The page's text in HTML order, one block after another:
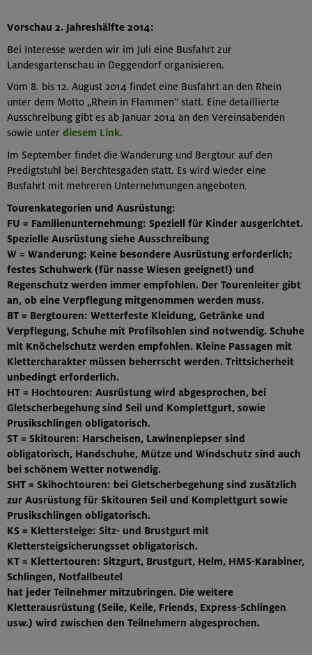
Vorschau 2. Jahreshälfte 2014:
Bei Interesse werden wir im Juli eine Busfahrt zur
Landesgartenschau in Deggendorf organisieren.
Vom 8. bis 12. August 2014 findet eine Busfahrt an den Rhein
unter dem Motto „Rhein in Flammen“ statt. Eine detaillierte
Ausschreibung gibt es ab Januar 2014 an den Vereinsabenden
sowie unter diesem Link.
Im September findet die Wanderung und Bergtour auf den
Predigtstuhl bei Berchtesgaden statt. Es wird wieder eine
Busfahrt mit mehreren Unternehmungen angeboten.
Tourenkategorien und Ausrüstung:
FU = Familienunternehmung: Speziell für Kinder ausgerichtet.
Spezielle Ausrüstung siehe Ausschreibung
W = Wanderung: Keine besondere Ausrüstung erforderlich;
festes Schuhwerk (für nasse Wiesen geeignet!) und
Regenschutz werden immer empfohlen. Der Tourenleiter gibt
an, ob eine Verpflegung mitgenommen werden muss.
BT = Bergtouren: Wetterfeste Kleidung, Getränke und
Verpflegung, Schuhe mit Profilsohlen sind notwendig. Schuhe
mit Knöchelschutz werden empfohlen. Kleine Passagen mit
Klettercharakter müssen beherrscht werden. Trittsicherheit
unbedingt erforderlich.
HT = Hochtouren: Ausrüstung wird abgesprochen, bei
Gletscherbegehung sind Seil und Komplettgurt, sowie
Prusikschlingen obligatorisch.
ST = Skitouren: Harscheisen, Lawinenpiepser sind
obligatorisch, Handschuhe, Mütze und Windschutz sind auch
bei schönem Wetter notwendig.
SHT = Skihochtouren: bei Gletscherbegehung sind zusätzlich
zur Ausrüstung für Skitouren Seil und Komplettgurt sowie
Prusikschlingen obligatorisch.
KS = Klettersteige: Sitz- und Brustgurt mit
Klettersteigsicherungsset obligatorisch.
KT = Klettertouren: Sitzgurt, Brustgurt, Helm, HMS-Karabiner,
Schlingen, Notfallbeutel
hat jeder Teilnehmer mitzubringen. Die weitere
Kletterausrüstung (Seile, Keile, Friends, Express-Schlingen
usw.) wird zwischen den Teilnehmern abgesprochen.